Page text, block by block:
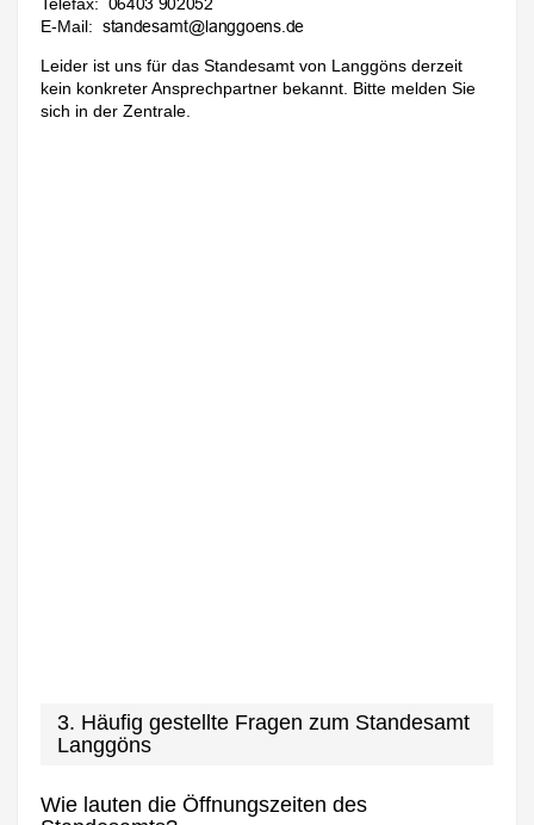
E-Mail:
Leider ist uns für das Standesamt von Langgöns derzeit
kein konkreter Ansprechpartner bekannt. Bitte melden Sie
sich in der Zentrale.
3. Häufig gestellte Fragen zum Standesamt
Langgöns
Wie lauten die Öffnungszeiten des